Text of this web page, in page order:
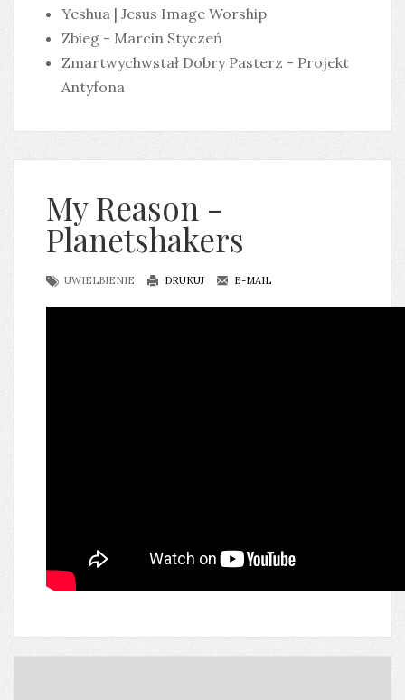
Yeshua | Jesus Image Worship
Zbieg - Marcin Styczeń
Zmartwychwstał Dobry Pasterz - Projekt
Antyfona
My Reason -
Planetshakers
UWIELBIENIE DRUKUJ E-MAIL